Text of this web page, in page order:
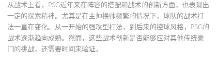
从战术上看，PSG近年来在阵容的搭配和战术的创新方面，也表现出
一定的探索精神。尤其是在主帅换帅频繁的情况下，球队的战术打
法一直在变化。从一开始的强攻型打法，到后来的控球风格，PSG的
战术逐渐趋向成熟。然而，这些战术创新是否能够应对其他传统豪
门的挑战，还需要时间来验证。